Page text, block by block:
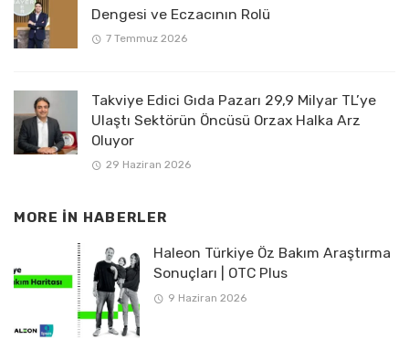
Dengesi ve Eczacının Rolü
7 Temmuz 2026
Takviye Edici Gıda Pazarı 29,9 Milyar TL’ye
Ulaştı Sektörün Öncüsü Orzax Halka Arz
Oluyor
29 Haziran 2026
MORE IN HABERLER
Haleon Türkiye Öz Bakım Araştırma
Sonuçları | OTC Plus
9 Haziran 2026